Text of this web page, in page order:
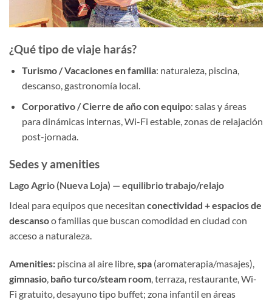
¿Qué tipo de viaje harás?
Turismo / Vacaciones en familia: naturaleza, piscina,
descanso, gastronomía local.
Corporativo / Cierre de año con equipo: salas y áreas
para dinámicas internas, Wi-Fi estable, zonas de relajación
post-jornada.
Sedes y amenities
Lago Agrio (Nueva Loja) — equilibrio trabajo/relajo
Ideal para equipos que necesitan conectividad + espacios de
descansoo familias que buscan comodidad en ciudad con
acceso a naturaleza.
Amenities: piscina al aire libre, spa (aromaterapia/masajes),
gimnasio baño turco/steam room , terraza, restaurante, Wi-
Fi gratuito, desayuno tipo buffet; zona infantil en áreas